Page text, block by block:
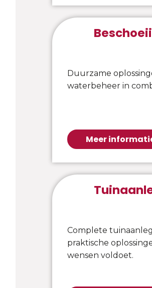
Duurzame
waterbeheer in
Meer
Complete
praktische
wensen voldoet.